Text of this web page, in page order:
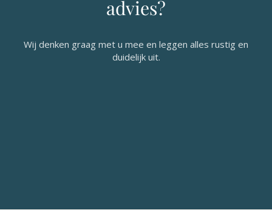
advies?
Wij denken graag met u mee en leggen alles rustig en
duidelijk uit.